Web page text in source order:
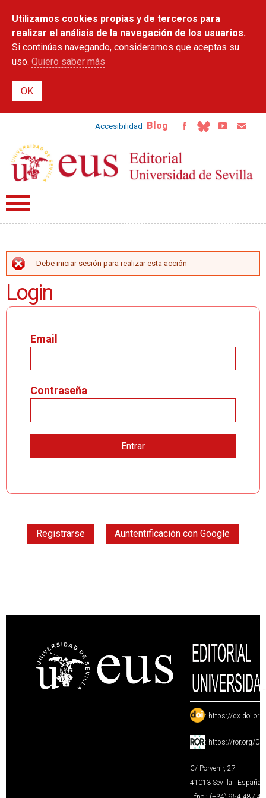
contenido
principal
Utilizamos cookies propias y de terceros para
realizar el análisis de la navegación de los usuarios.
Si continúas navegando, consideramos que aceptas su
uso. Quiero saber más
Accesibilidad Blog
MENSAJE DE ERROR
Debe iniciar sesión para realizar esta acción
Login
Email
Contraseña
Registrarse Auntentificación con Google
: https://
: https://ror.org/
C/ Porvenir, 27
41013 Sevilla · España